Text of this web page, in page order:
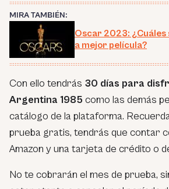
MIRA TAMBIÉN:
Oscar 2023: ¿Cuáles
a mejor película?
Con ello tendrás 30 días para
Argentina 1985 como las demás
catálogo de la plataforma.
prueba gratis, tendrás que contar
Amazon y una tarjeta de crédito o
No te cobrarán el mes de prueba,